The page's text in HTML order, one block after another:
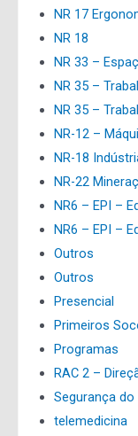
NR 17
NR 18
NR 33 –
NR 35 –
NR 35 –
NR-12 –
NR-18
NR-22
NR6 – EPI –
NR6 – EPI –
Outros
Outros
Presencial
Primeiros
Programas
RAC 2 –
Segurança do
telemedicina